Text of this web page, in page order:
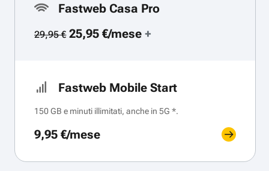
Fastweb Casa Pro
29,95 €25,95 €/mese+
Fastweb Mobile Start
150 GB e minuti illimitati, anche in 5G *.
9,95 €/mese